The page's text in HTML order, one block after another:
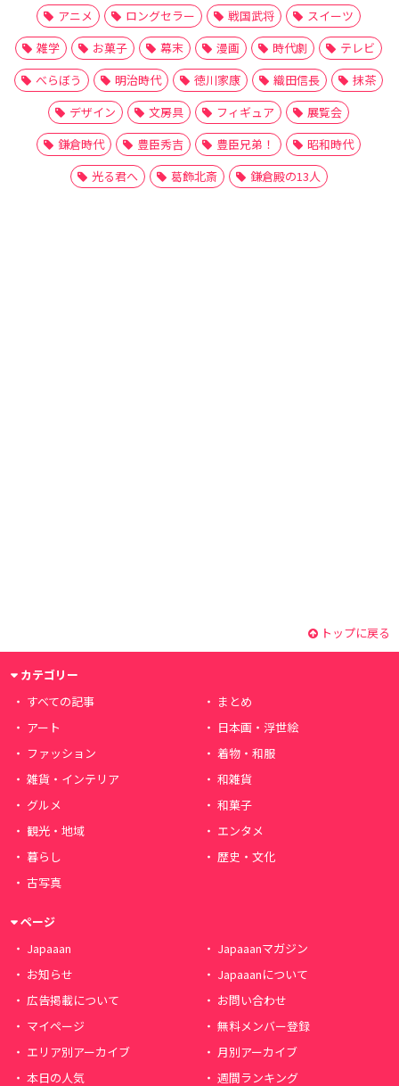
アニメ
ロングセラー 戦国武将
スイーツ
雑学
お菓子 幕末 漫画 時代劇
テレビ
べらぼう
明治時代 徳川家康 織田信長
抹茶
デザイン
文房具 フィギュア
展覧会
鎌倉時代
豊臣秀吉 豊臣兄弟！
昭和時代
光る君へ
葛飾北斎 鎌倉殿の13人
トップに戻る
カテゴリー
すべての記事
まとめ
アート
日本画・浮世絵
ファッション
着物・和服
雑貨・インテリア
和雑貨
グルメ
和菓子
観光・地域
エンタメ
暮らし
歴史・文化
古写真
ページ
Japaaan
Japaaanマガジン
お知らせ
Japaaanについて
広告掲載について
お問い合わせ
マイページ
無料メンバー登録
エリア別アーカイブ
月別アーカイブ
本日の人気
週間ランキング